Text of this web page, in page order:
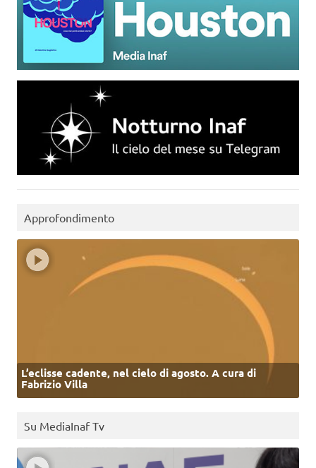
Approfondimento
L’eclisse cadente, nel cielo di agosto. A cura di
Fabrizio Villa
Su MediaInaf Tv